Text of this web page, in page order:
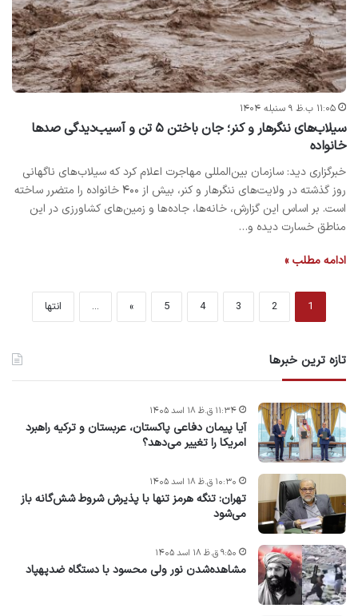
۱۱:۰۵ ب.ظ ۹ سنبله ۱۴۰۴
سیلاب‌های ننگرهار و کنر؛ جان باختن ۵ تن و آسیب‌دیدگی صدها
خانواده
خبرگزاری دید: سازمان بین‌المللی مهاجرت اعلام کرد که سیلاب‌های ناگهانی
روز گذشته در ولایت‌های ننگرهار و کنر، بیش از ۴۰۰ خانواده را متضرر ساخته
است. بر اساس این گزارش، خانه‌ها، جاده‌ها و زمین‌های کشاورزی در این
مناطق خسارت دیده و…
ادامه مطلب »
1
2
3
4
5
»
... انتها
تازه ترین خبرها
آیا پیمان دفاعی پاکستان، عربستان و ترکیه راهبرد
امریکا را تغییر می‌دهد؟
۱۱:۳۴ ق.ظ ۱۸ اسد ۱۴۰۵
تهران: تنگه هرمز تنها با پذیرش شروط شش‌گانه باز
می‌شود
۱۰:۳۰ ق.ظ ۱۸ اسد ۱۴۰۵
مشاهده‌شدن نور ولی محسود با دستگاه ضدپهپاد
۹:۵۰ ق.ظ ۱۸ اسد ۱۴۰۵